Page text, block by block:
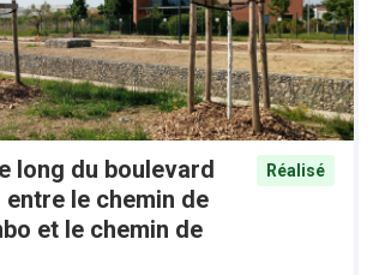
long du boulevard
entre le chemin de
et le chemin de
Réalisé